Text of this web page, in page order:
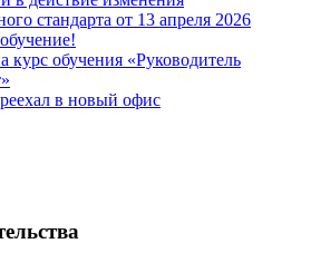
стандарта от 13 апреля 2026
курс обучения «Руководитель
в новый офис